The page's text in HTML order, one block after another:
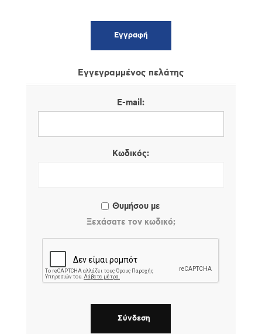
Εγγεγραμμένος πελάτης
E-mail:
Κωδικός:
Θυμήσου με
Ξεχάσατε τον κωδικό;